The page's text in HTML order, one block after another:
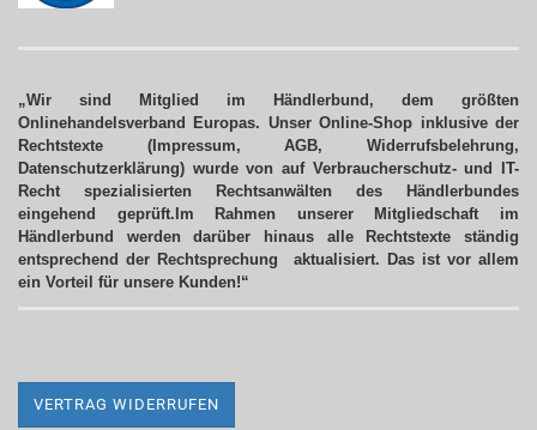
„Wir sind Mitglied im Händlerbund, dem größten
Onlinehandelsverband Europas. Unser Online-Shop inklusive der
Rechtstexte (Impressum, AGB, Widerrufsbelehrung,
Datenschutzerklärung) wurde von auf Verbraucherschutz- und IT-
Recht spezialisierten Rechtsanwälten des Händlerbundes
eingehend geprüft.Im Rahmen unserer Mitgliedschaft im
Händlerbund werden darüber hinaus alle Rechtstexte ständig
entsprechend der Rechtsprechung aktualisiert. Das ist vor allem
ein Vorteil für unsere Kunden!“
VERTRAG WIDERRUFEN